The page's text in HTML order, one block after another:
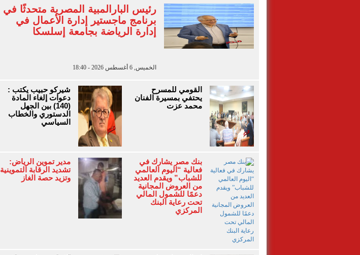
رئيس البارالمبية المصرية متحدثًا في
برنامج ماجستير إدارة الأعمال في
إدارة الرياضة بجامعة إسلسكا
الخميس, 6 أغسطس 2026 - 18:40
القومي للمسرح
يحتفي بمسيرة الفنان
محمد عزت
شيركو حبيب يكتب :
دعوات إلغاء المادة
(140) بين الجهل
الدستوري والخطاب
السياسي
بنك مصر يشارك في
فعالية “اليوم العالمي
للشباب” ويقدم العديد
من العروض المجانية
دعمًا للشمول المالي
تحت رعاية البنك
المركزي
مدير تموين الرياض:
تشديد الرقابة التموينية
وتزيد حصة الغاز